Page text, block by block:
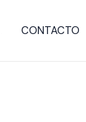
CONTACTO